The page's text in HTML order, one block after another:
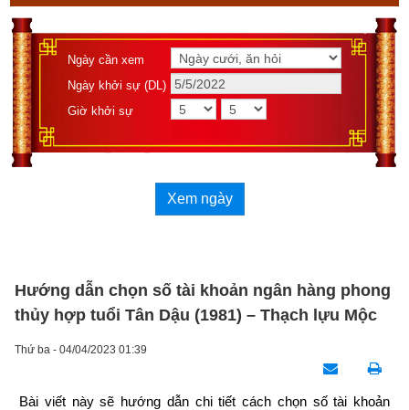
Ngày cần xem
Ngày khởi sự (DL)
Giờ khởi sự
Xem ngày
Hướng dẫn chọn số tài khoản ngân hàng phong
thủy hợp tuổi Tân Dậu (1981) – Thạch lựu Mộc
Thứ ba - 04/04/2023 01:39
Bài viết này sẽ hướng dẫn chi tiết cách chọn số tài khoản